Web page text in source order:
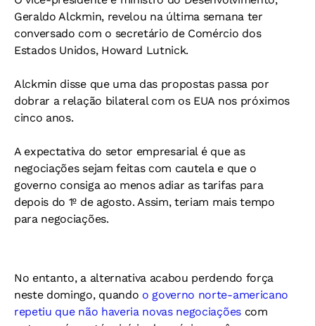
Geraldo Alckmin, revelou na última semana ter
conversado com o secretário de Comércio dos
Estados Unidos, Howard Lutnick.
Alckmin disse que uma das propostas passa por
dobrar a relação bilateral com os EUA nos próximos
cinco anos.
A expectativa do setor empresarial é que as
negociações sejam feitas com cautela e que o
governo consiga ao menos adiar as tarifas para
depois do 1º de agosto. Assim, teriam mais tempo
para negociações.
No entanto, a alternativa acabou perdendo força
neste domingo, quando o governo norte-americano
repetiu que não haveria novas negociaçõescom